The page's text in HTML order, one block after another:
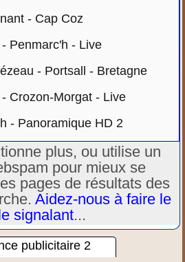
- Cap Coz
Penmarc'h - Live
- Portsall - Bretagne
Crozon-Morgat - Live
- Panoramique HD 2
plus, ou utilise un
pour mieux se
pages de résultats des
Aidez-nous à faire le
signalant...
publicitaire 2